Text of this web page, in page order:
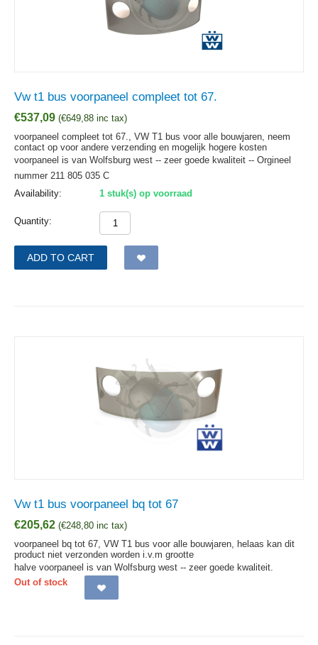
Vw t1 bus voorpaneel compleet tot 67.
€537,09 (€649,88 inc tax)
voorpaneel compleet tot 67., VW T1 bus voor alle bouwjaren, neem
contact op voor andere verzending en mogelijk hogere kosten
voorpaneel is van Wolfsburg west -- zeer goede kwaliteit -- Orgineel
nummer 211 805 035 C
Availability:
1 stuk(s) op voorraad
Quantity:
ADD TO CART
Vw t1 bus voorpaneel bq tot 67
€205,62 (€248,80 inc tax)
voorpaneel bq tot 67, VW T1 bus voor alle bouwjaren, helaas kan dit
product niet verzonden worden i.v.m grootte
halve voorpaneel is van Wolfsburg west -- zeer goede kwaliteit.
Out of stock